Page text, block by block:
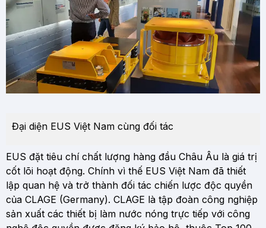
Đại diện EUS Việt Nam cùng đối tác
EUS đặt tiêu chí chất lượng hàng đầu Châu Âu là giá trị
cốt lõi hoạt động. Chính vì thế EUS Việt Nam đã thiết
lập quan hệ và trở thành đối tác chiến lược độc quyền
của CLAGE (Germany). CLAGE là tập đoàn công nghiệp
sản xuất các thiết bị làm nước nóng trực tiếp với công